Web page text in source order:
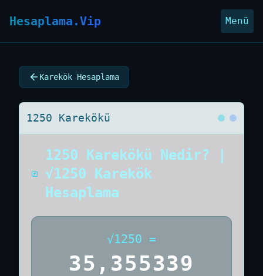
Hesaplama.Vip Menü
Karekök Hesaplama
1250 Karekökü
1250 Karekökü Nedir? |
√1250 Karekök
Hesaplama
√1250 =
35,355339